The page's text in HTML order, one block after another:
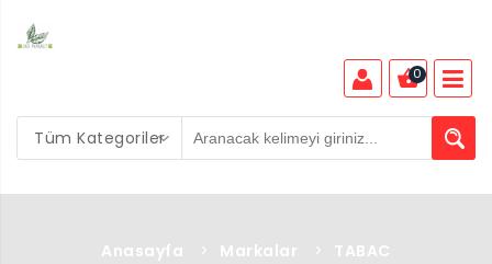
Tüm Kategoriler
0
Anasayfa > Markalar > TABAC